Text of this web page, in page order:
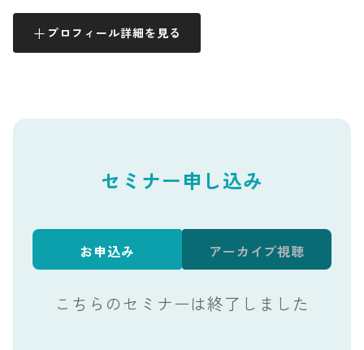
プロフィール詳細を見る
セミナー申し込み
お申込み アーカイブ視聴
こちらのセミナーは終了しました